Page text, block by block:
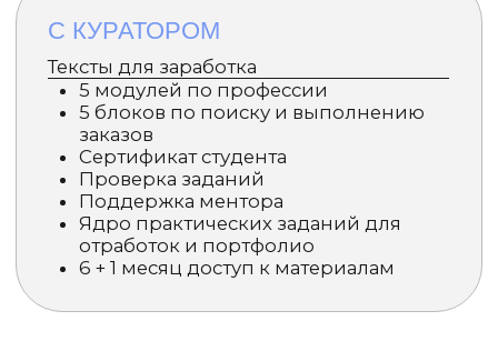
support@neuroboost.io
Документы
Остались вопросы?
Напишите нам!
Санкт-Петербург г, ул. Чапаева, д. 3, литера Б,
этаж 5, пом. 12Н, 197046
Написать нам:
ООО «Инвест Портал». ИНН 7801558015. ОГРН
1117847434550